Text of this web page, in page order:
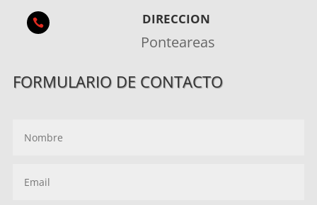
 DIRECCION
Ponteareas
FORMULARIO DE CONTACTO